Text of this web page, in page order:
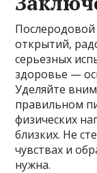
открытий,
серьезных
здоровье —
Уделяйте
правильном
физических
близких. Не
чувствах и
нужна.